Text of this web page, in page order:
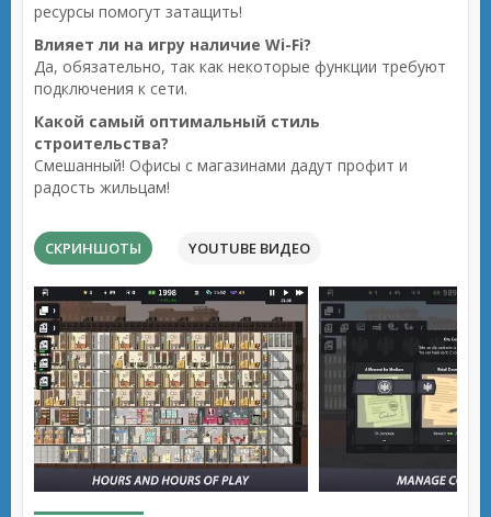
ресурсы помогут затащить!
Влияет ли на игру наличие Wi-Fi?
Да, обязательно, так как некоторые функции требуют
подключения к сети.
Какой самый оптимальный стиль
строительства?
Смешанный! Офисы с магазинами дадут профит и
радость жильцам!
СКРИНШОТЫ YOUTUBE ВИДЕО